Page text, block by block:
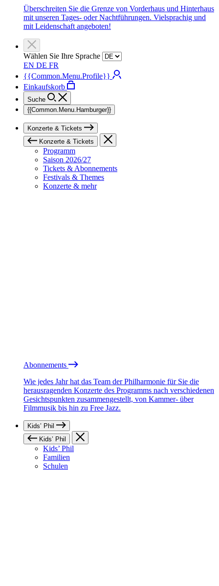
Überschreiten Sie die Grenze von Vorderhaus und Hinterhaus
mit unseren Tages- oder Nachtführungen. Vielsprachig und
mit Leidenschaft angeboten!
Wählen Sie Ihre Sprache
EN DE FR
{{Common.Menu.Profile}}
Einkaufskorb
Suche
{{Common.Menu.Hamburger}}
Konzerte & Tickets
Konzerte & Tickets
Programm
Saison 2026/27
Tickets & Abonnements
Festivals & Themes
Konzerte & mehr
Abonnements
Wie jedes Jahr hat das Team der Philharmonie für Sie die
herausragenden Konzerte des Programms nach verschiedenen
Gesichtspunkten zusammengestellt, von Kammer- über
Filmmusik bis hin zu Free Jazz.
Kids’ Phil
Kids’ Phil
Kids’ Phil
Familien
Schulen